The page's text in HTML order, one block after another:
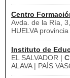
Centro
Avda. de la Ría,
HUELVA
Instituto de
EL SALVADOR |
ALAVA | PAÍS